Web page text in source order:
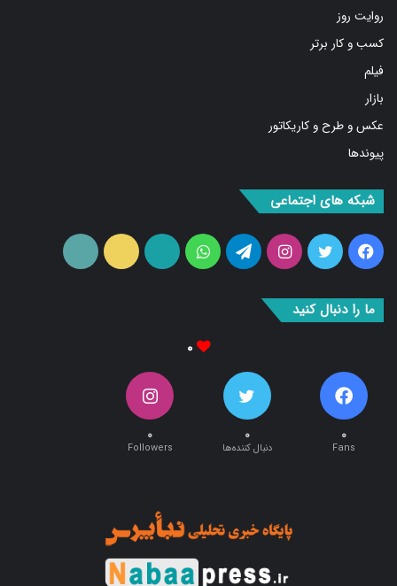
روایت روز
کسب و کار برتر
فیلم
بازار
عکس و طرح و کاریکاتور
پیوندها
شبکه های اجتماعی
فیس
توییتر اینستاگرامتلگرام واتس
آپارات ایتا
ما را دنبال کنید
۰
۰
Fans
۰
دنبال کننده‌ها
۰
Followers